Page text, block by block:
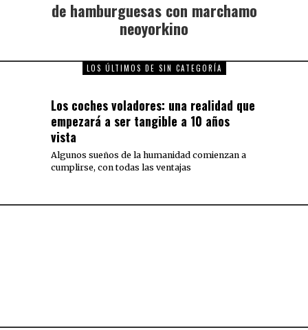
de hamburguesas con marchamo
neoyorkino
LOS ÚLTIMOS DE SIN CATEGORÍA
Los coches voladores: una realidad que
empezará a ser tangible a 10 años
vista
Algunos sueños de la humanidad comienzan a
cumplirse, con todas las ventajas